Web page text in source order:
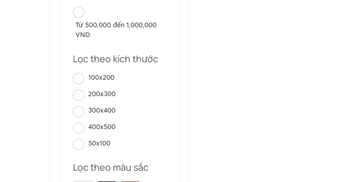
Từ 500,000 đến 1,000,000
VND
Lọc theo kích thước
100x200
200x300
300x400
400x500
50x100
Lọc theo màu sắc